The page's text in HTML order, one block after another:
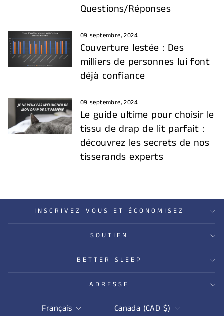
Questions/Réponses
09 septembre, 2024
Couverture lestée : Des
milliers de personnes lui font
déjà confiance
09 septembre, 2024
Le guide ultime pour choisir le
tissu de drap de lit parfait :
découvrez les secrets de nos
tisserands experts
INSCRIVEZ-VOUS ET ÉCONOMISEZ
SOUTIEN
BETTER SLEEP
ADRESSE
LANGUE
Français DEVISE
Canada (CAD $)